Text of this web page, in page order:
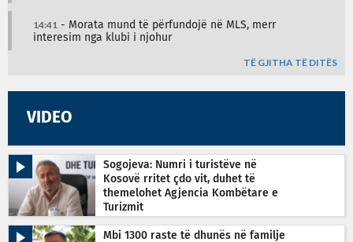
14:41 - Morata mund të përfundojë në MLS, merr
interesim nga klubi i njohur
TË GJITHA TË DITËS
VIDEO
Sogojeva: Numri i turistëve në
Kosovë rritet çdo vit, duhet të
themelohet Agjencia Kombëtare e
Turizmit
Mbi 1300 raste të dhunës në familje